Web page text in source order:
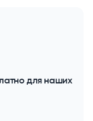
для наших